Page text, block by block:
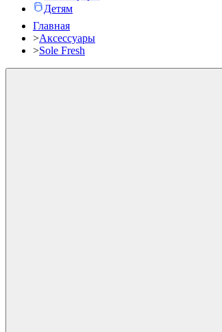
Детям
Главная
>Аксессуары
>Sole Fresh